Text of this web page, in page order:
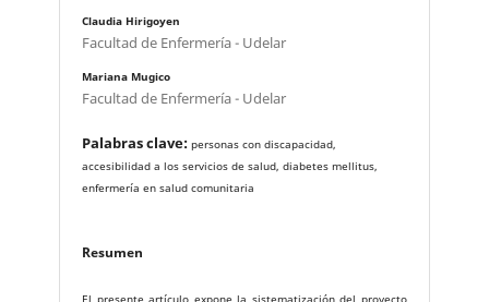
Claudia Hirigoyen
Facultad de Enfermería - Udelar
Mariana Mugico
Facultad de Enfermería - Udelar
Palabras clave: personas con discapacidad,
accesibilidad a los servicios de salud, diabetes mellitus,
enfermería en salud comunitaria
Resumen
El presente artículo expone la sistematización del proyecto